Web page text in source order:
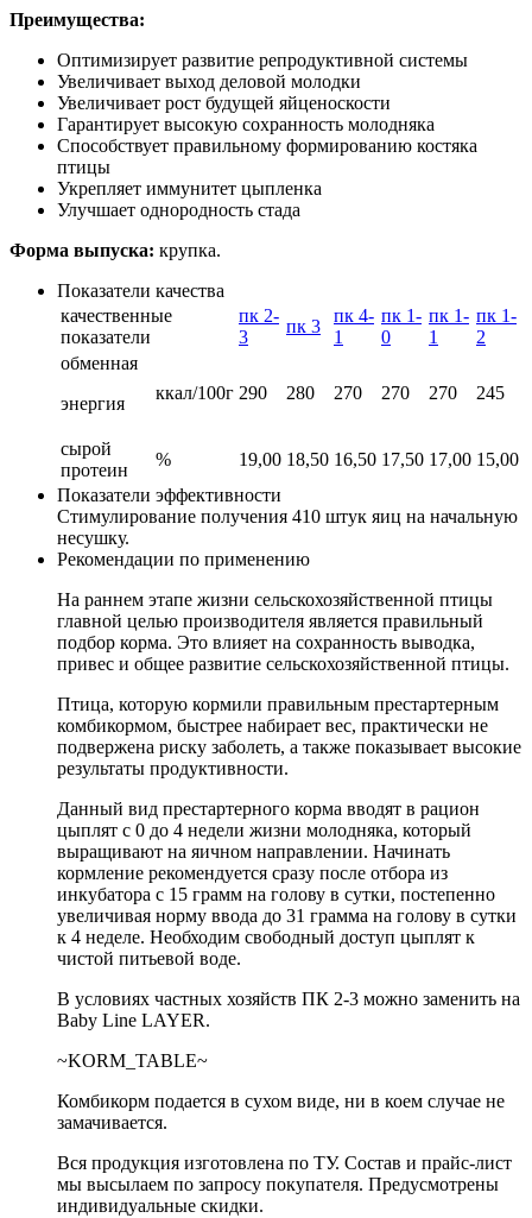
Преимущества:
Оптимизирует развитие репродуктивной системы
Увеличивает выход деловой молодки
Увеличивает рост будущей яйценоскости
Гарантирует высокую сохранность молодняка
Способствует правильному формированию костяка
птицы
Укрепляет иммунитет цыпленка
Улучшает однородность стада
Форма выпуска: крупка.
Показатели качества
качественные
показатели
пк 2-
3
пк 3
пк 4-
1
пк 1-
0
пк 1-
1
пк 1-
2
обменная
энергия
ккал/100г 290 280 270 270 270 245
сырой
протеин
% 19,00 18,50 16,50 17,50 17,00 15,00
Показатели эффективности
Стимулирование получения 410 штук яиц на начальную
несушку.
Рекомендации по применению
На раннем этапе жизни сельскохозяйственной птицы
главной целью производителя является правильный
подбор корма. Это влияет на сохранность выводка,
привес и общее развитие сельскохозяйственной птицы.
Птица, которую кормили правильным престартерным
комбикормом, быстрее набирает вес, практически не
подвержена риску заболеть, а также показывает высокие
результаты продуктивности.
Данный вид престартерного корма вводят в рацион
цыплят с 0 до 4 недели жизни молодняка, который
выращивают на яичном направлении. Начинать
кормление рекомендуется сразу после отбора из
инкубатора с 15 грамм на голову в сутки, постепенно
увеличивая норму ввода до 31 грамма на голову в сутки
к 4 неделе. Необходим свободный доступ цыплят к
чистой питьевой воде.
В условиях частных хозяйств ПК 2-3 можно заменить на
Baby Line LAYER.
~KORM_TABLE~
Комбикорм подается в сухом виде, ни в коем случае не
замачивается.
Вся продукция изготовлена по ТУ. Состав и прайс-лист
мы высылаем по запросу покупателя. Предусмотрены
индивидуальные скидки.